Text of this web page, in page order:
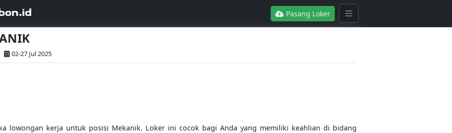
Pasang Loker
02-27 Jul 2025
lowongan kerja untuk posisi Mekanik. Loker ini cocok bagi Anda yang memiliki keahlian di bidang